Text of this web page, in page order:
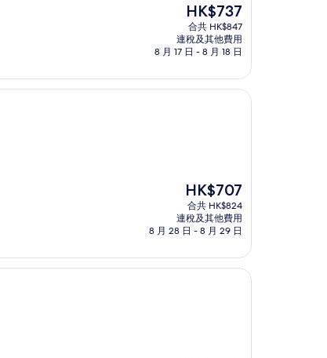
現
售
HK$737
HK$737
合共 HK$847
連稅及其他費用
8 月 17 日 - 8 月 18 日
現
售
HK$707
HK$707
合共 HK$824
連稅及其他費用
8 月 28 日 - 8 月 29 日